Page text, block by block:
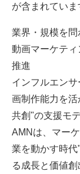
が含まれていま
業界・規模を問
動画マーケテ
推進
インフルエン
画制作能力を活
共創"の支援モ
AMNは、マー
業を動かす時
る成長と価値